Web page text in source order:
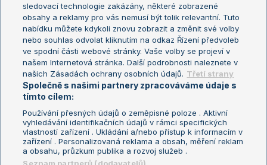
Turnaj mistryň
Aktualní trendy
Fotbalové přestupy
Livesport Daily
LS Prague Open
Podmínky užití
Nastavení soukromí
GDPR a žurnalistika
Reklama
Kontakt
Informace o zpracování osobních
sledovací technologie zakázány, některé zobrazené
obsahy a reklamy pro vás nemusí být tolik relevantní. Tuto
nabídku můžete kdykoli znovu zobrazit a změnit své volby
nebo souhlas odvolat kliknutím na odkaz Řízení předvoleb
ve spodní části webové stránky. Vaše volby se projeví v
našem Internetová stránka. Další podrobnosti naleznete v
našich Zásadách ochrany osobních údajů. Třetí strany
Společně s našimi partnery zpracováváme údaje s
tímto cílem:
Používání přesných údajů o zeměpisné poloze . Aktivní
vyhledávání identifikačních údajů v rámci specifických
vlastností zařízení . Ukládání a/nebo přístup k informacím v
zařízení . Personalizovaná reklama a obsah, měření reklam
a obsahu, průzkum publika a rozvoj služeb .